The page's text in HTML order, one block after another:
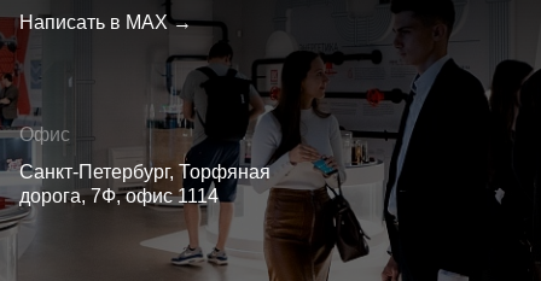
Написать в MAX →
Офис
Санкт-Петербург, Торфяная
дорога, 7Ф, офис 1114